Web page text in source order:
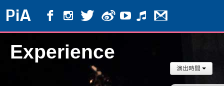
PiA
Experience
演出時間